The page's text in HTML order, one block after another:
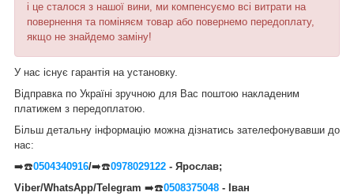
і це сталося з нашої вини, ми компенсуємо всі витрати на
повернення та поміняєм товар або повернемо передоплату,
якщо не знайдемо заміну!
У нас існує гарантія на установку.
Відправка по Україні зручною для Вас поштою накладеним
платижем з передоплатою.
Більш детальну інформацію можна дізнатись зателефонувавши до
нас:
➡️☎️0504340916/➡️☎️0978029122 - Ярослав;
Viber/WhatsApp/Telegram ➡️☎️0508375048 - Іван